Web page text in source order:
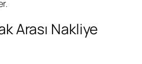
Arası Nakliye